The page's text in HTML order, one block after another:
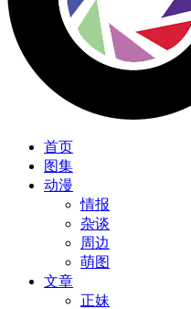
首页
图集
动漫
情报
杂谈
周边
萌图
文章
正妹